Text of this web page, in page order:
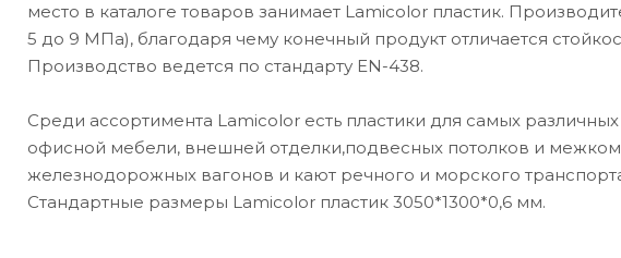
место в каталоге товаров занимает Lamicolor пластик.
5 до 9 МПа), благодаря чему конечный продукт отличается
Производство ведется по стандарту EN-438.
Среди ассортимента Lamicolor есть пластики для самых
офисной мебели, внешней отделки,подвесных потолков и
железнодорожных вагонов и кают речного и морского
Стандартные размеры Lamicolor пластик 3050*1300*0,6 мм.